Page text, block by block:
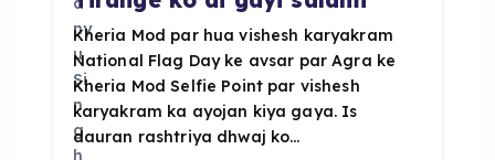
Kheria Mod par hua vishesh karyakram
National Flag Day ke avsar par Agra ke
Kheria Mod Selfie Point par vishesh
karyakram ka ayojan kiya gaya. Is
dauran rashtriya dhwaj ko…